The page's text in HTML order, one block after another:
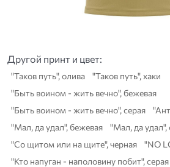
Другой принт и цвет:
"Таков путь", олива
"Таков путь", хаки
"Быть воином - жить вечно", бежевая
"Быть воином - жить вечно", серая
"Мал, да удал", бежевая
"Мал, да удал",
"Со щитом или на щите", черная
"NO
"Кто напуган - наполовину побит", серая